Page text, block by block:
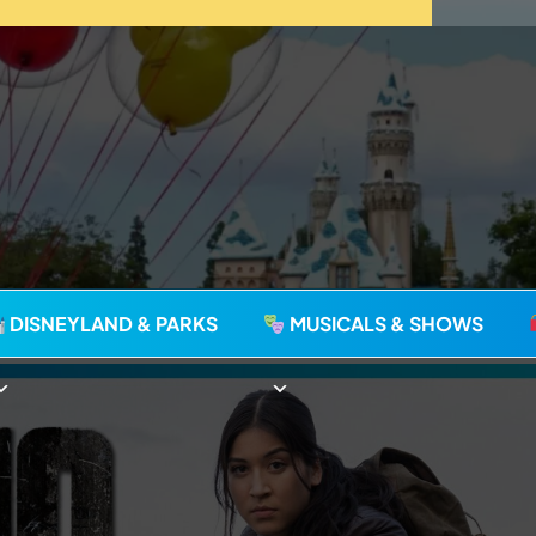
seit 2006
DISNEYLAND & PARKS MUSICALS & SHOWS